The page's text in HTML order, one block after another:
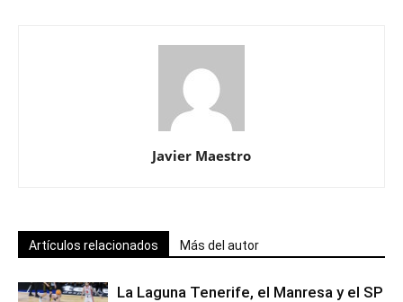
Javier Maestro
Artículos relacionados Más del autor
La Laguna Tenerife, el Manresa y el SP